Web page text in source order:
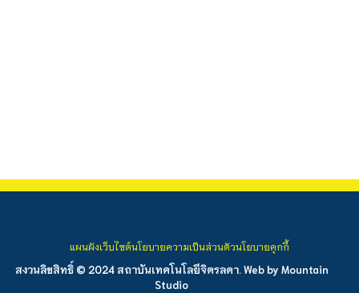
สงวนลิขสิทธิ์ © 2024 สถาบันเทคโนโลยีจิตรลดา. Web by Mountain
Studio
แผนผังเว็บไซต์นโยบายความเป็นส่วนตัวนโยบายคุกกี้